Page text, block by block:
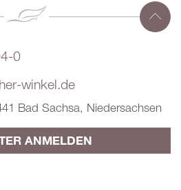
0
winkel.de
Bad Sachsa, Niedersachsen
ANMELDEN